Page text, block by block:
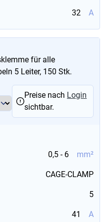
32 A
für alle
5 Leiter, 150 Stk.
0,5 - 6 mm²
CAGE-CLAMP
5
41 A
Preise nach Login
sichtbar.